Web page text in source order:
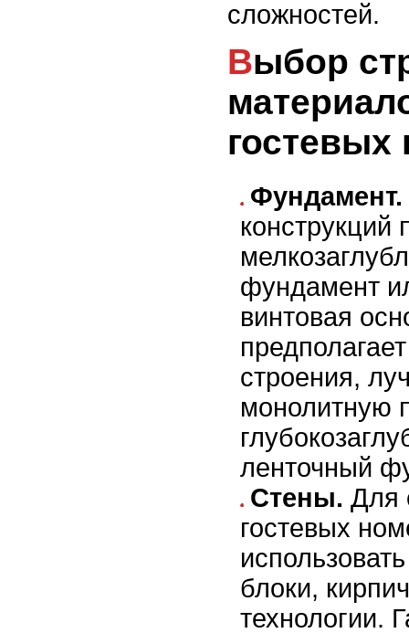
сложностей.
Выбор строительных
Фундамент.
конструкций
фундамент
винтовая
строения,
монолитную
ленточный
Стены. Для
гостевых
блоки,
технологии.